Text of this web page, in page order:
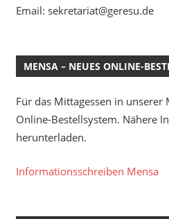
Email: sekretariat@geresu.de
MENSA – NEUES ONLINE-
Für das Mittagessen in unserer
Online-Bestellsystem. Nähere
herunterladen.
Informationsschreiben Mensa